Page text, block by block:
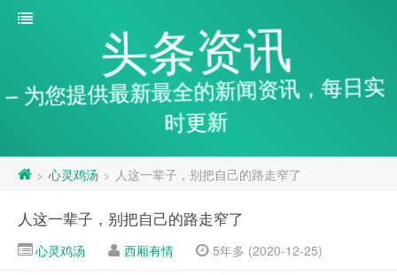
头条资讯
– 为您提供最新最全的新闻资讯，每日实
时更新
> 心灵鸡汤 > 人这一辈子，别把自己的路走窄了
人这一辈子，别把自己的路走窄了
心灵鸡汤 西厢有情 5年多 (2020-12-25)